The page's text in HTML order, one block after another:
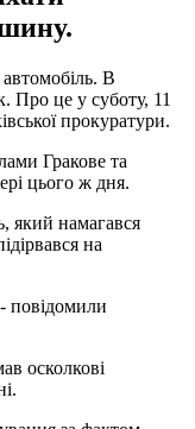
автомобіль. В
Про це у суботу, 11
прокуратури.
Гракове та
цього ж дня.
який намагався
на
повідомили
осколкові